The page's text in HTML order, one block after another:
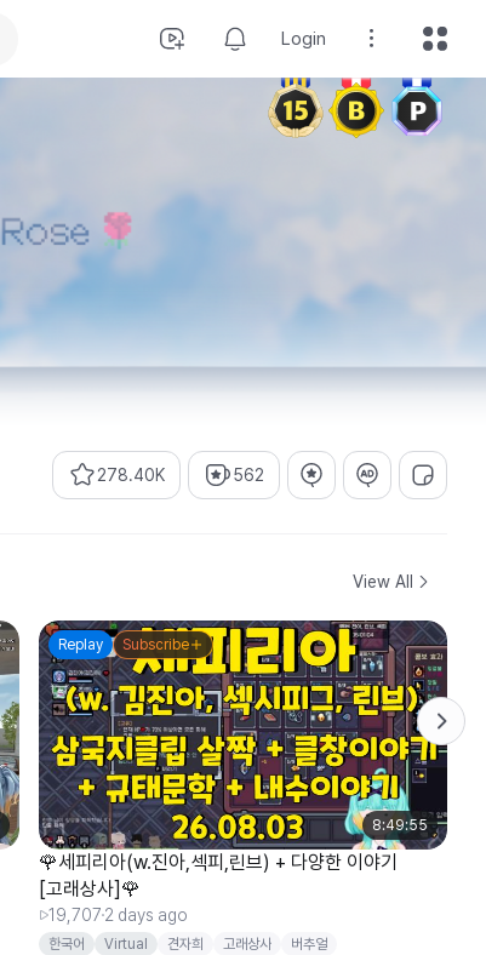
Login
278.40K 562
View All
Replay Subscribe
8:49:55
🌹세피리아(w.진아,섹피,린브) + 다양한 이야기
[고래상사]🌹
19,7072 days ago
한국어 Virtual 견자희 고래상사 버추얼